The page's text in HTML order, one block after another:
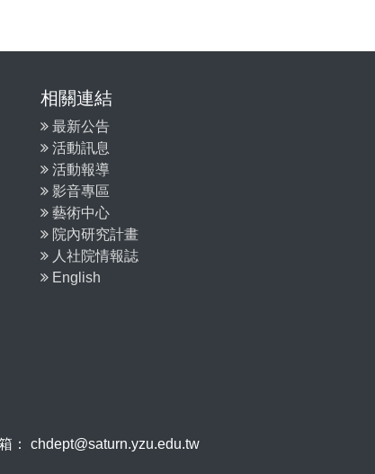
相關連結
最新公告
活動訊息
活動報導
影音專區
藝術中心
院內研究計畫
人社院情報誌
English
chdept@saturn.yzu.edu.tw